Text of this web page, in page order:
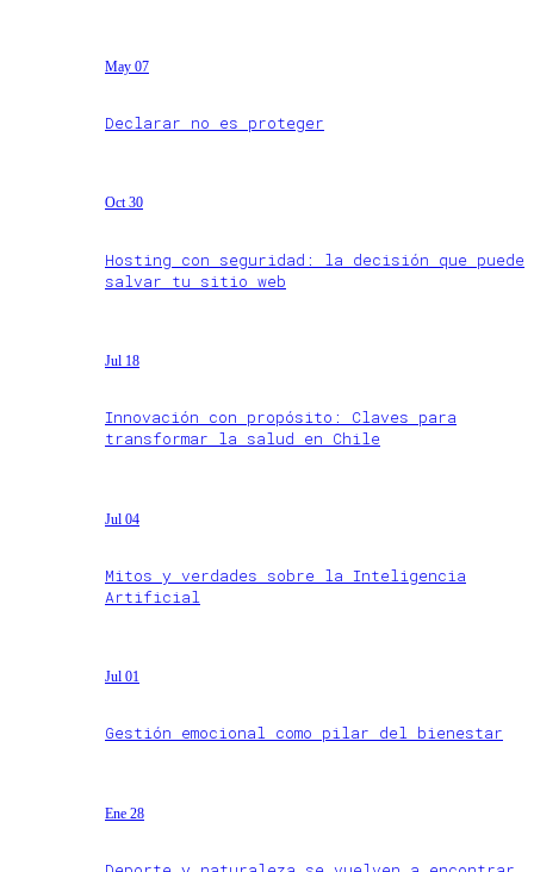
May 07
Declarar no es proteger
Oct 30
Hosting con seguridad: la decisión que puede
salvar tu sitio web
Jul 18
Innovación con propósito: Claves para
transformar la salud en Chile
Jul 04
Mitos y verdades sobre la Inteligencia
Artificial
Jul 01
Gestión emocional como pilar del bienestar
Ene 28